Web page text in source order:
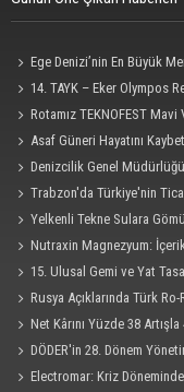
Ege Denizi’nin En Büyük
14. TAYK – Eker Olympos
Rotamız TEKNOFEST Mavi
Asaf Güneri Hayatını
Denizcilik Genel
Saldırısına Uğradı"
Trabzon'da Türkiye'nin
Yelkenli Tekne Sulara
Nutraxin Magnezyum:
15. Ulusal Gemi ve Yat
Uzatıldı
Rusya Açıklarında Türk Ro-
Net Kârını Yüzde 38
DÖDER'in 28. Dönem
Electromar: Kriz